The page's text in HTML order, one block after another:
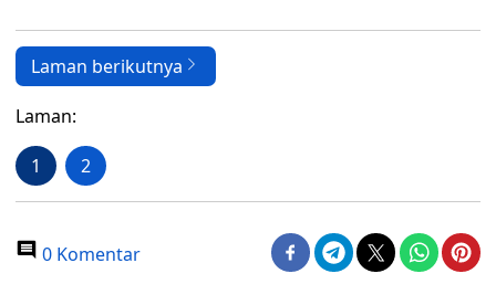
Laman berikutnya
Laman:
1 2
0 Komentar